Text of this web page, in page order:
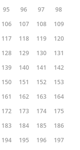
95 96 97
98
106 107 108
109
117 118 119
120
128 129 130
131
139 140 141
142
150 151 152
153
161 162 163
164
172 173 174
175
183 184 185
186
194 195 196
197